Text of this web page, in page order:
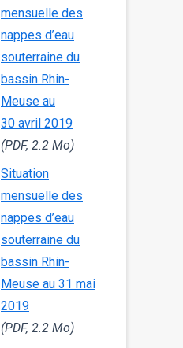
mensuelle des
nappes d’eau
souterraine du
bassin Rhin-
Meuse au
30 avril 2019
(PDF, 2.2 Mo)
Situation
mensuelle des
nappes d’eau
souterraine du
bassin Rhin-
Meuse au 31 mai
2019
(PDF, 2.2 Mo)